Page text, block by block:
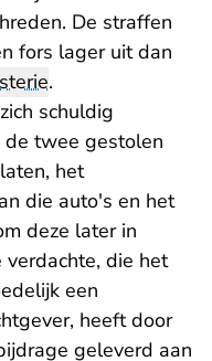
De straffen
fors lager uit dan
.
schuldig
twee gestolen
het
die auto's en het
deze later in
verdachte, die het
een
heeft door
geleverd aan